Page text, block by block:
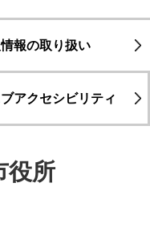
報の取り扱い
アクセシビリティ
役所